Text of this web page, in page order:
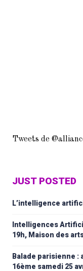
Tweets de
JUST POSTED
L’intelligence
Intelligences
19h, Maison des
Balade parisienne
16ème samedi 25